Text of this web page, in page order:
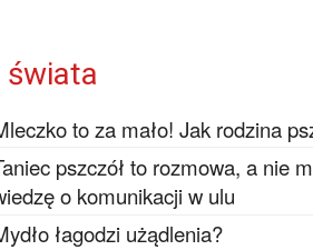
świata
to za mało! Jak rodzina
pszczół to rozmowa, a nie
o komunikacji w ulu
łagodzi użądlenia?